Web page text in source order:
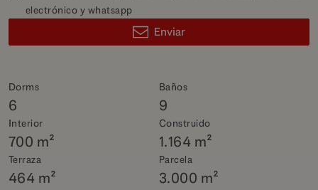
Dorms
6
Baños
9
Interior
700 m²
Construido
1.164 m²
Terraza
464 m²
Parcela
3.000 m²
electrónico y whatsapp
Enviar